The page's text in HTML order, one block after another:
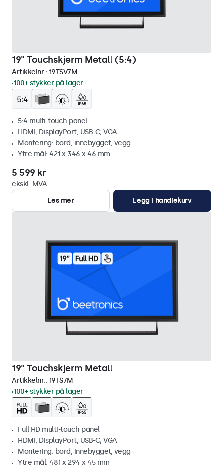
19" Touchskjerm Metall (5:4)
Artikkelnr.: 19TSV7M
100+ stykker på lager
5:4 multi-touch panel
HDMI, DisplayPort, USB-C, VGA
Montering: bord, innebygget, vegg
Ytre mål: 421 x 346 x 46 mm
5 599 kr
ekskl. MVA
Les mer
Legg i handlekurv
19" Touchskjerm Metall
Artikkelnr.: 19TS7M
100+ stykker på lager
Full HD multi-touch panel
HDMI, DisplayPort, USB-C, VGA
Montering: bord, innebygget, vegg
Ytre mål: 481 x 294 x 45 mm